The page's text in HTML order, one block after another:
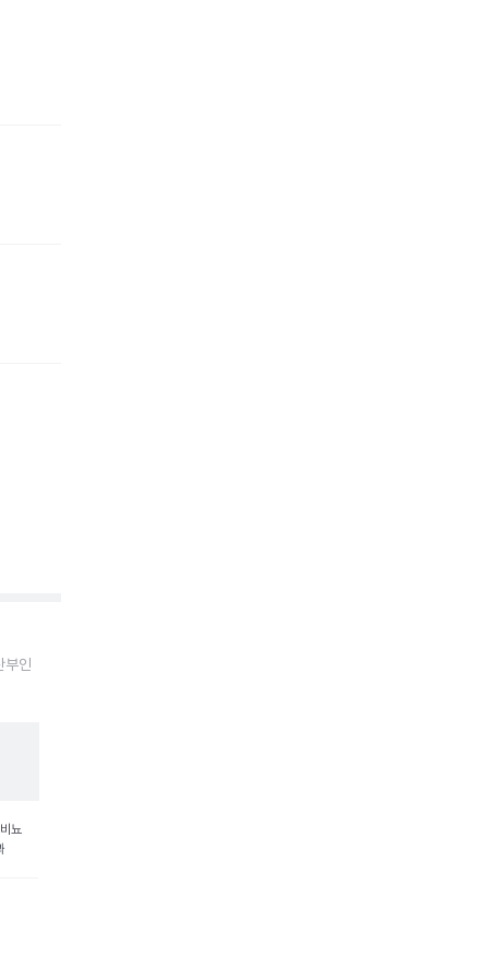
부인
뇨